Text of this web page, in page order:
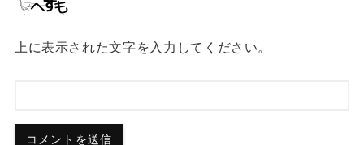
上に表示された文字を入力してください。